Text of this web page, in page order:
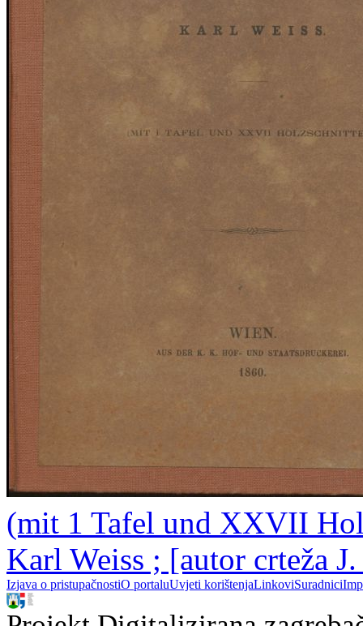
(mit 1 Tafel und XXVII
Karl Weiss ; [autor crteža
Izjava o pristupačnostiO portaluUvjeti korištenjaLinkoviSuradnici